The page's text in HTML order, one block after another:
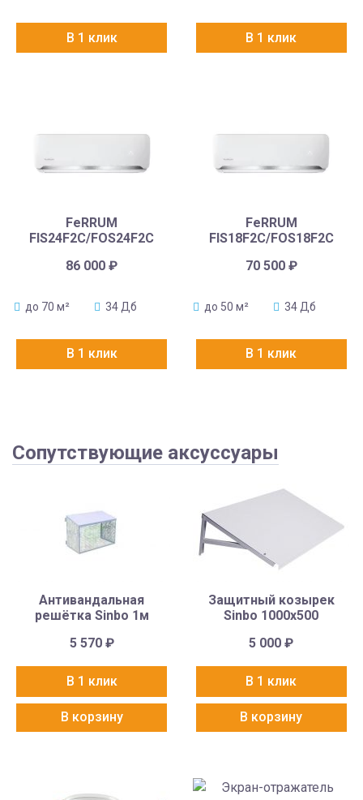
В 1 клик В 1 клик
FeRRUM
FIS24F2С/FOS24F2С
86 000₽
до 70 м² 34 Дб
В 1 клик
FeRRUM
FIS18F2С/FOS18F2С
70 500 ₽
до 50 м² 34 Дб
В 1 клик
Сопутствующие аксуссуары
Антивандальная
решётка Sinbo 1м
5 570 ₽
В 1 клик
В корзину
Защитный козырек
Sinbo 1000х500
5 000₽
В 1 клик
В корзину